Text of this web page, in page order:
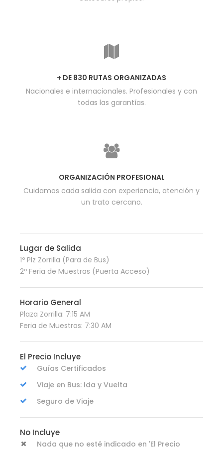
+ DE 830 RUTAS ORGANIZADAS
Nacionales e internacionales. Profesionales y con
todas las garantías.
ORGANIZACIÓN PROFESIONAL
Cuidamos cada salida con experiencia, atención y
un trato cercano.
Lugar de Salida
1º Plz Zorrilla (Para de Bus)
2º Feria de Muestras (Puerta Acceso)
Horario General
Plaza Zorrilla: 7:15 AM
Feria de Muestras: 7:30 AM
El Precio Incluye
Guías Certificados
Viaje en Bus: Ida y Vuelta
Seguro de Viaje
No Incluye
Nada que no esté indicado en 'El Precio